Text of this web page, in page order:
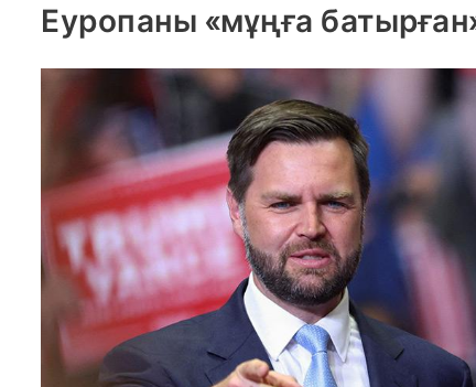
Еуропаны «мұңға